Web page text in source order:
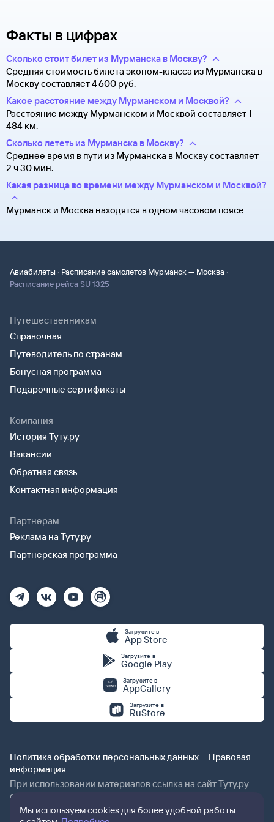
Факты в цифрах
Сколько стоит билет из Мурманска в Москву?
Средняя стоимость билета эконом-класса из Мурманска в
Москву составляет 4 ⁠600 руб.
Какое расстояние между Мурманском и Москвой?
Расстояние между Мурманском и Москвой составляет 1
484 км.
Сколько лететь из Мурманска в Москву?
Среднее время в пути из Мурманска в Москву составляет
2 ч 30 мин.
Какая разница во времени между Мурманском и Москвой?
Мурманск и Москва находятся в одном часовом поясе
Авиабилеты · Расписание самолетов Мурманск — Москва ·
Расписание рейса SU 1325
Путешественникам
Справочная
Путеводитель по странам
Бонусная программа
Подарочные сертификаты
Компания
История Туту.ру
Вакансии
Обратная связь
Контактная информация
Партнерам
Реклама на Туту.ру
Партнерская программа
Загрузите в
App Store
Загрузите в
Google Play
Загрузите в
AppGallery
Загрузите в
RuStore
Политика обработки персональных данных
Правовая
информация
При использовании материалов ссылка на сайт Туту.ру
обязательна.
Мы используем cookies для более удобной работы